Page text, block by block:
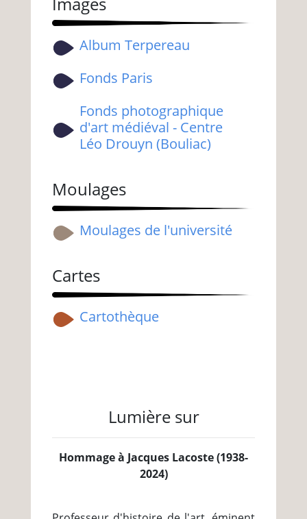
Album Terpereau
Fonds Paris
Fonds photographique
d'art médiéval - Centre
Léo Drouyn (Bouliac)
Moulages
Moulages de l'université
Cartes
Cartothèque
Lumière sur
Hommage à Jacques Lacoste (1938-
2024)